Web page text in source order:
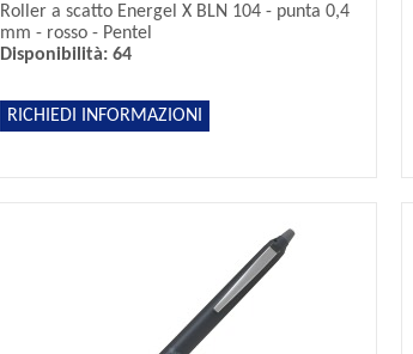
Roller a scatto Energel X BLN 104 - punta 0,4
mm - rosso - Pentel
Disponibilità: 64
RICHIEDI INFORMAZIONI